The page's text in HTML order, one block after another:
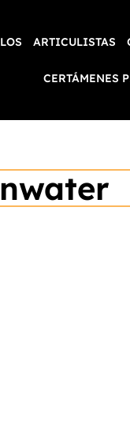
ARTICULISTAS
CERTÁMENES